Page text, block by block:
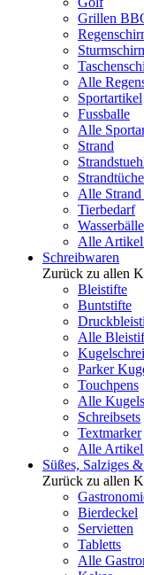
Grillen
Alle
Sportartikel
Fussballe
Alle
Strand
Alle Strand
Tierbedarf
Wasserbälle
Alle Artikel
Schreibwaren
Zurück zu allen
Bleistifte
Buntstifte
Alle
Parker
Touchpens
Alle
Schreibsets
Textmarker
Alle Artikel
Süßes, Salziges
Zurück zu allen
Bierdeckel
Servietten
Tabletts
Alle